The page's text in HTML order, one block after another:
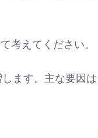
考えてください。
ます。主な要因は